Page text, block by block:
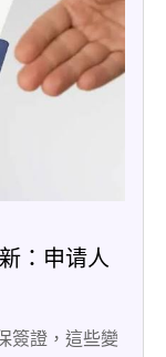
：申请人
簽證，這些變